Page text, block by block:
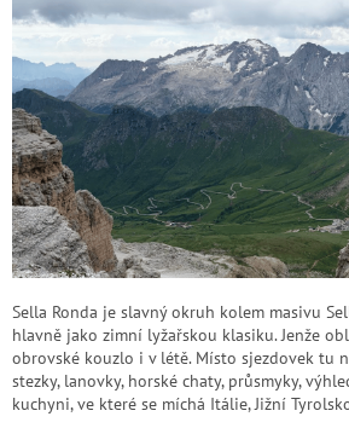
Sella Ronda je slavný okruh kolem masivu
hlavně jako zimní lyžařskou klasiku. Jenže
obrovské kouzlo i v létě. Místo sjezdovek tu
stezky, lanovky, horské chaty, průsmyky,
kuchyni, ve které se míchá Itálie, Jižní